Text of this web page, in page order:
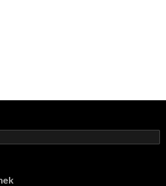
z triumfu na domácí dráze!
titul!
překvapeními!